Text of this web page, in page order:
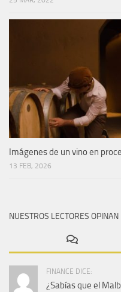
Imágenes de un vino en
13 FEB, 2026
NUESTROS LECTORES OPINAN
FINANCE DICE:
¿Sabías que el